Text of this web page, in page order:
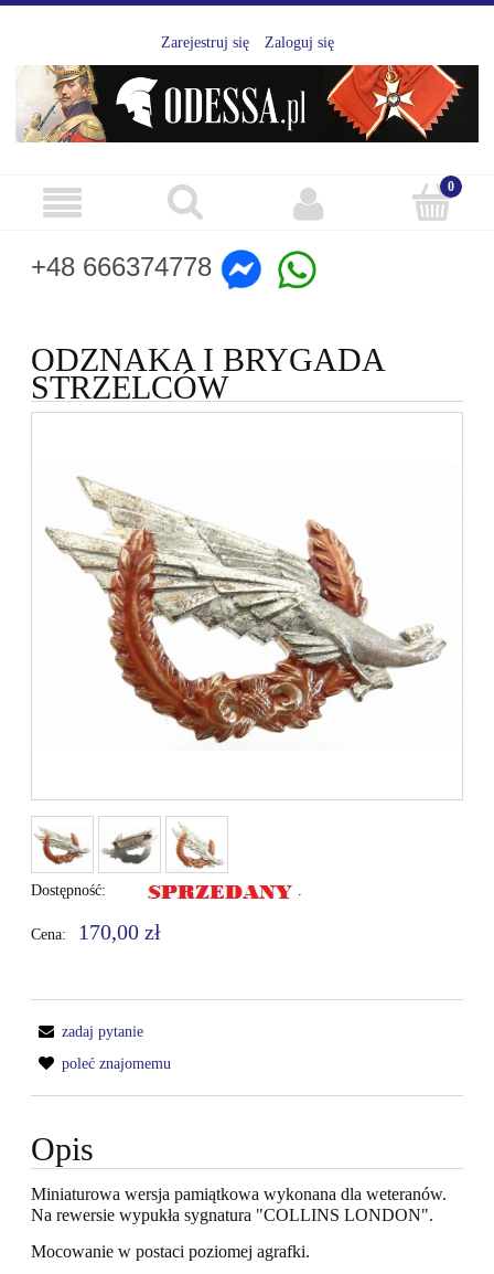
Zarejestruj się Zaloguj się
+48 666374778
ODZNAKA I BRYGADA
STRZELCÓW
Dostępność: .
Cena: 170,00 zł
zadaj pytanie
poleć znajomemu
Opis
Miniaturowa wersja pamiątkowa wykonana dla weteranów.
Na rewersie wypukła sygnatura "COLLINS LONDON".
Mocowanie w postaci poziomej agrafki.